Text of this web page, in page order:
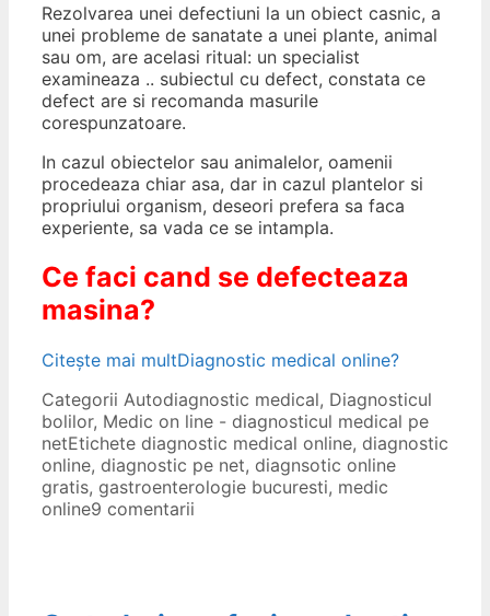
Rezolvarea unei defectiuni la un obiect casnic, a
unei probleme de sanatate a unei plante, animal
sau om, are acelasi ritual: un specialist
examineaza .. subiectul cu defect, constata ce
defect are si recomanda masurile
corespunzatoare.
In cazul obiectelor sau animalelor, oamenii
procedeaza chiar asa, dar in cazul plantelor si
propriului organism, deseori prefera sa faca
experiente, sa vada ce se intampla.
Ce faci cand se defecteaza
masina?
Citește mai multDiagnostic medical online?
Categorii Autodiagnostic medical, Diagnosticul
bolilor, Medic on line - diagnosticul medical pe
netEtichete diagnostic medical online, diagnostic
online, diagnostic pe net, diagnsotic online
gratis, gastroenterologie bucuresti, medic
online9 comentarii